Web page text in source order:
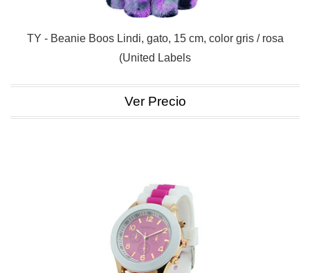
TY - Beanie Boos Lindi, gato, 15 cm, color gris / rosa
(United Labels
Ver Precio